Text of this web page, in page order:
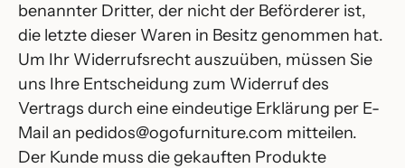
benannter Dritter, der nicht der Beförderer ist,
die letzte dieser Waren in Besitz genommen hat.
Um Ihr Widerrufsrecht auszuüben, müssen Sie
uns Ihre Entscheidung zum Widerruf des
Vertrags durch eine eindeutige Erklärung per E-
Mail an pedidos@ogofurniture.com mitteilen.
Der Kunde muss die gekauften Produkte